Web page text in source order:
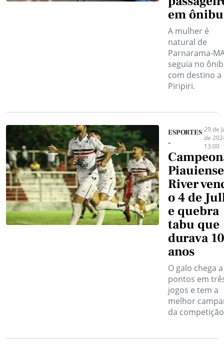
em
A mulher é
natural de
Parnarama-
seguia no
com destino a
Piripiri.
ESPORTES
-
29 de
de
13:00
River
o 4 de
e quebra
tabu que
durava 10
anos
O galo chega
pontos em
jogos e tem a
melhor
da